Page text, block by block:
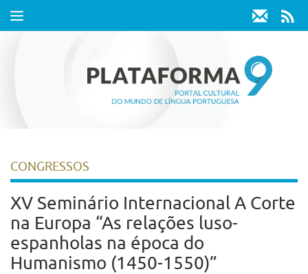
Toggle
CONGRESSOS
XV Seminário Internacional A Corte
na Europa “As relações luso-
espanholas na época do
Humanismo (1450-1550)”